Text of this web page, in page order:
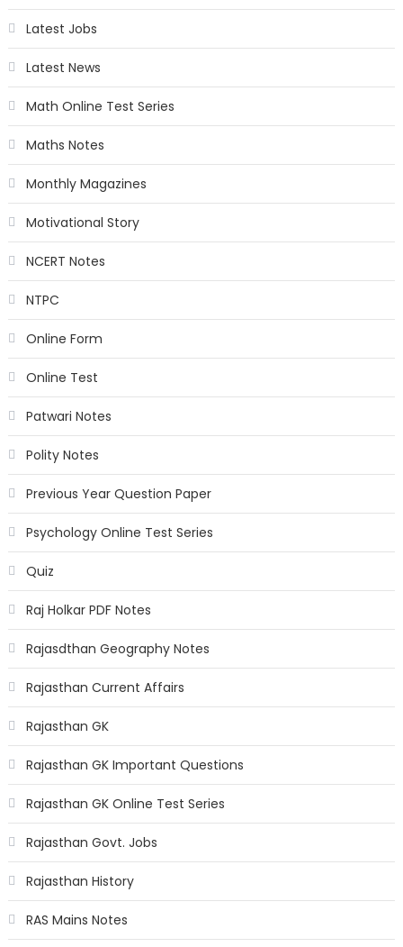
Latest Jobs
Latest News
Math Online Test Series
Maths Notes
Monthly Magazines
Motivational Story
NCERT Notes
NTPC
Online Form
Online Test
Patwari Notes
Polity Notes
Previous Year Question Paper
Psychology Online Test Series
Quiz
Raj Holkar PDF Notes
Rajasdthan Geography Notes
Rajasthan Current Affairs
Rajasthan GK
Rajasthan GK Important Questions
Rajasthan GK Online Test Series
Rajasthan Govt. Jobs
Rajasthan History
RAS Mains Notes